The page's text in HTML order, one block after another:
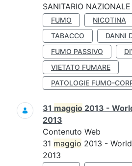
SANITARIO NAZIONALE
FUMO NICOTINA
TABACCO
DANNI
FUMO PASSIVO
VIETATO FUMARE
PATOLOGIE FUMO-
31 maggio 2013 -
2013
Contenuto Web
31 maggio 2013 -
2013